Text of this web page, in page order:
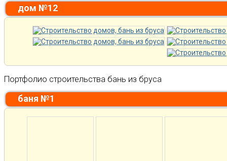
дом №12
Портфолио строительства бань из бруса
баня №1